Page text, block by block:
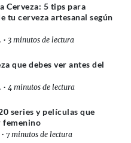
Cerveza: 5 tips para
tu cerveza artesanal según
• 3 minutos de lectura
que debes ver antes del
• 4 minutos de lectura
series y películas que
femenino
• 7 minutos de lectura